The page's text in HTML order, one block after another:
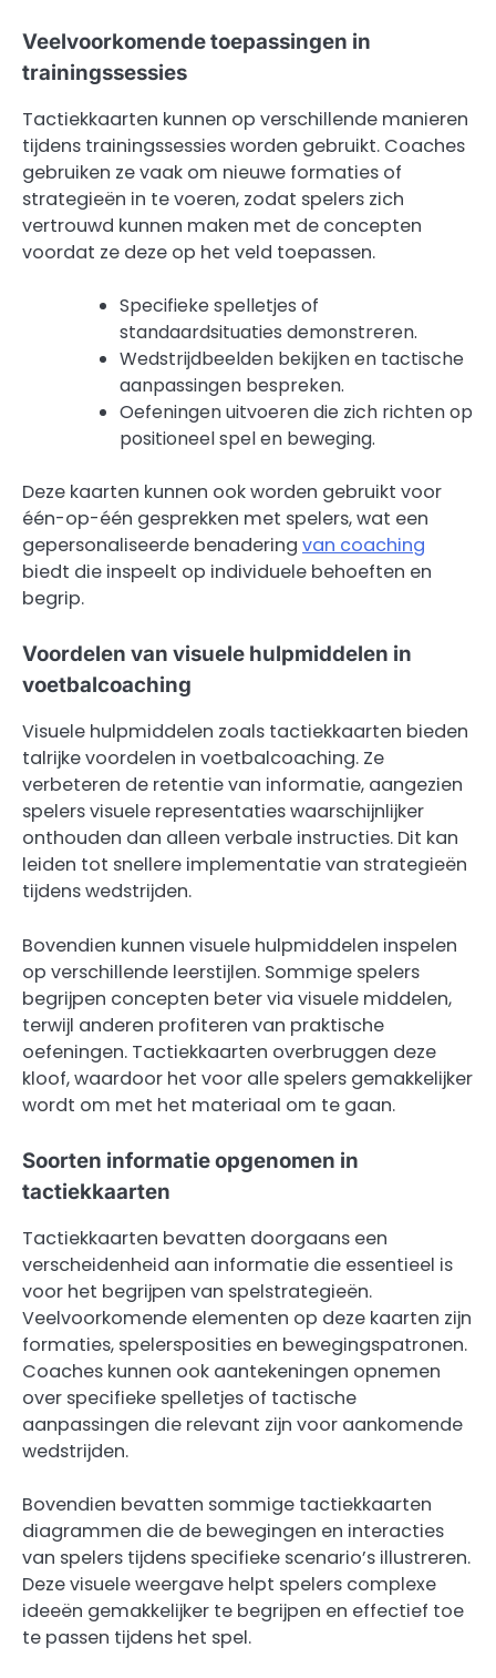
Veelvoorkomende toepassingen in
trainingssessies
Tactiekkaarten kunnen op verschillende manieren
tijdens trainingssessies worden gebruikt. Coaches
gebruiken ze vaak om nieuwe formaties of
strategieën in te voeren, zodat spelers zich
vertrouwd kunnen maken met de concepten
voordat ze deze op het veld toepassen.
Specifieke spelletjes of
standaardsituaties demonstreren.
Wedstrijdbeelden bekijken en tactische
aanpassingen bespreken.
Oefeningen uitvoeren die zich richten op
positioneel spel en beweging.
Deze kaarten kunnen ook worden gebruikt voor
één-op-één gesprekken met spelers, wat een
gepersonaliseerde benadering van coaching
biedt die inspeelt op individuele behoeften en
begrip.
Voordelen van visuele hulpmiddelen in
voetbalcoaching
Visuele hulpmiddelen zoals tactiekkaarten bieden
talrijke voordelen in voetbalcoaching. Ze
verbeteren de retentie van informatie, aangezien
spelers visuele representaties waarschijnlijker
onthouden dan alleen verbale instructies. Dit kan
leiden tot snellere implementatie van strategieën
tijdens wedstrijden.
Bovendien kunnen visuele hulpmiddelen inspelen
op verschillende leerstijlen. Sommige spelers
begrijpen concepten beter via visuele middelen,
terwijl anderen profiteren van praktische
oefeningen. Tactiekkaarten overbruggen deze
kloof, waardoor het voor alle spelers gemakkelijker
wordt om met het materiaal om te gaan.
Soorten informatie opgenomen in
tactiekkaarten
Tactiekkaarten bevatten doorgaans een
verscheidenheid aan informatie die essentieel is
voor het begrijpen van spelstrategieën.
Veelvoorkomende elementen op deze kaarten zijn
formaties, spelersposities en bewegingspatronen.
Coaches kunnen ook aantekeningen opnemen
over specifieke spelletjes of tactische
aanpassingen die relevant zijn voor aankomende
wedstrijden.
Bovendien bevatten sommige tactiekkaarten
diagrammen die de bewegingen en interacties
van spelers tijdens specifieke scenario’s illustreren.
Deze visuele weergave helpt spelers complexe
ideeën gemakkelijker te begrijpen en effectief toe
te passen tijdens het spel.